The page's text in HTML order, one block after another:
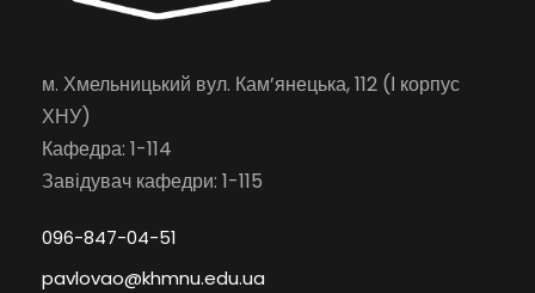
м. Хмельницький вул. Кам’янецька, 112 (І корпус
ХНУ)
Кафедра: 1-114
Завідувач кафедри: 1-115
096-847-04-51
pavlovao@khmnu.edu.ua